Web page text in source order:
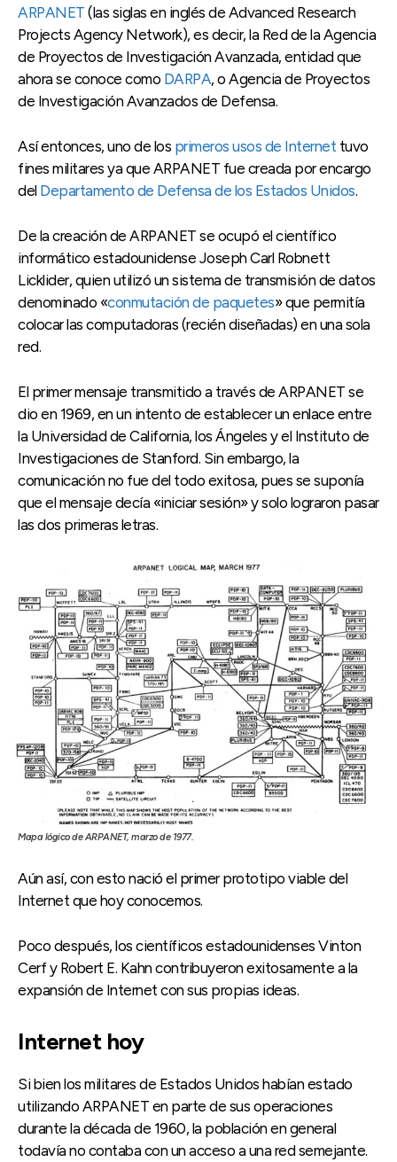
ARPANET (las siglas en inglés de Advanced Research
Projects Agency Network), es decir, la Red de la Agencia
de Proyectos de Investigación Avanzada, entidad que
ahora se conoce como DARPA, o Agencia de Proyectos
de Investigación Avanzados de Defensa.
Así entonces, uno de los primeros usos de Internet tuvo
fines militares ya que ARPANET fue creada por encargo
del Departamento de Defensa de los Estados Unidos.
De la creación de ARPANET se ocupó el científico
informático estadounidense Joseph Carl Robnett
Licklider, quien utilizó un sistema de transmisión de datos
denominado «conmutación de paquetes» que permitía
colocar las computadoras (recién diseñadas) en una sola
red.
El primer mensaje transmitido a través de ARPANET se
dio en 1969, en un intento de establecer un enlace entre
la Universidad de California, los Ángeles y el Instituto de
Investigaciones de Stanford. Sin embargo, la
comunicación no fue del todo exitosa, pues se suponía
que el mensaje decía «iniciar sesión» y solo lograron pasar
las dos primeras letras.
Mapa lógico de ARPANET, marzo de 1977.
Aún así, con esto nació el primer prototipo viable del
Internet que hoy conocemos.
Poco después, los científicos estadounidenses Vinton
Cerf y Robert E. Kahn contribuyeron exitosamente a la
expansión de Internet con sus propias ideas.
Internet hoy
Si bien los militares de Estados Unidos habían estado
utilizando ARPANET en parte de sus operaciones
durante la década de 1960, la población en general
todavía no contaba con un acceso a una red semejante.